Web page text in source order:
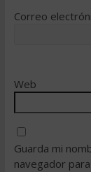
Correo
Web
Guarda mi
navegador